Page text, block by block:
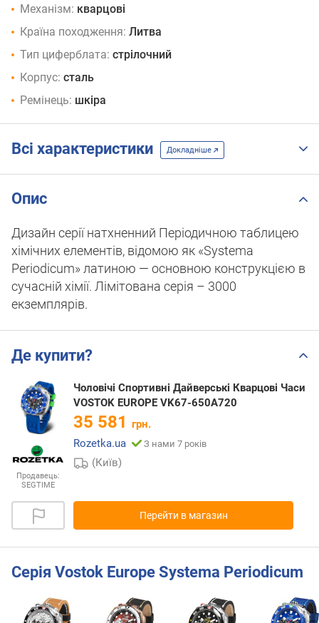
Механізм: кварцові
Країна походження: Литва
Тип циферблата: стрілочний
Корпус: сталь
Ремінець: шкіра
Всі характеристики Докладніше
Опис
Дизайн серії натхненний Періодичною таблицею
хімічних елементів, відомою як «Systema
Periodicum» латиною — основною конструкцією в
сучасній хімії. Лімітована серія – 3000
екземплярів.
Де купити?
Продавець:
SEGTIME
Чоловічі Спортивні Дайверські Кварцові Часи
VOSTOK EUROPE VK67-650A720
35 581 грн.
Rozetka.ua
З нами 7 років
(Київ)
Перейти в магазин
Серія Vostok Europe Systema Periodicum